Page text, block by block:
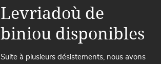
Levriadoù de
biniou disponibles
Suite à plusieurs désistements, nous avons